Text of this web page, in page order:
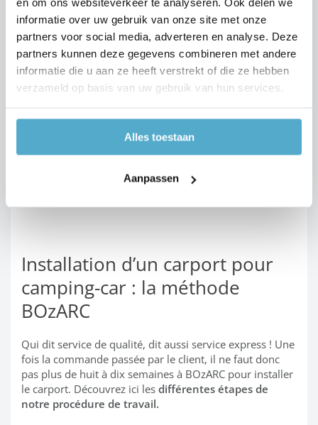
informatie over uw gebruik van onze site met onze
partners voor social media, adverteren en analyse. Deze
partners kunnen deze gegevens combineren met andere
informatie die u aan ze heeft verstrekt of die ze hebben
verzameld op basis van uw gebruik van hun services.
Alles toestaan
Aanpassen
Bozarc Carports En Overkappingen
Un carport de BOzARC pour votre
Un carport de BOzARC pour votre
Un carport simple de BOzARC
Un caport double de BOzARC
Un carport de BOzARC
Un carport annexe pour
Un carport
Un carport de
Installation d’un carport pour
camping-car : la méthode
BOzARC
Qui dit service de qualité, dit aussi service express ! Une
fois la commande passée par le client, il ne faut donc
pas plus de huit à dix semaines à BOzARC pour installer
le carport. Découvrez ici les différentes étapes de
notre procédure de travail.